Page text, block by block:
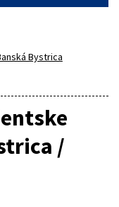
Bystrica
/